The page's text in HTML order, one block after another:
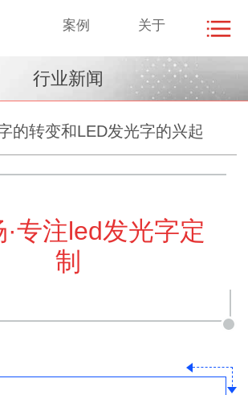
案例 关于
行业新闻
的转变和LED发光字的兴起
专注led发光字定
制